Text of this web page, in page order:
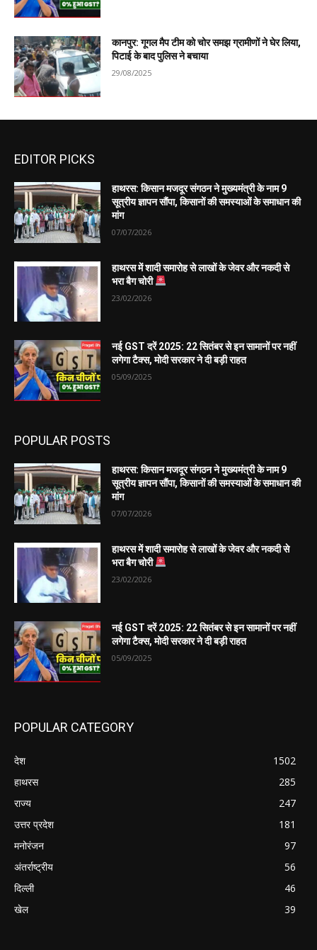
कानपुर: गूगल मैप टीम को चोर समझ ग्रामीणों ने घेर लिया,
पिटाई के बाद पुलिस ने बचाया
29/08/2025
EDITOR PICKS
हाथरस: किसान मजदूर संगठन ने मुख्यमंत्री के नाम 9
सूत्रीय ज्ञापन सौंपा, किसानों की समस्याओं के समाधान की
मांग
07/07/2026
हाथरस में शादी समारोह से लाखों के जेवर और नकदी से
भरा बैग चोरी
23/02/2026
नई GST दरें 2025: 22 सितंबर से इन सामानों पर नहीं
लगेगा टैक्स, मोदी सरकार ने दी बड़ी राहत
05/09/2025
POPULAR POSTS
हाथरस: किसान मजदूर संगठन ने मुख्यमंत्री के नाम 9
सूत्रीय ज्ञापन सौंपा, किसानों की समस्याओं के समाधान की
मांग
07/07/2026
हाथरस में शादी समारोह से लाखों के जेवर और नकदी से
भरा बैग चोरी
23/02/2026
नई GST दरें 2025: 22 सितंबर से इन सामानों पर नहीं
लगेगा टैक्स, मोदी सरकार ने दी बड़ी राहत
05/09/2025
POPULAR CATEGORY
देश
1502
हाथरस
285
राज्य
247
उत्तर प्रदेश
181
मनोरंजन
97
अंतर्राष्ट्रीय
56
दिल्ली
46
खेल
39